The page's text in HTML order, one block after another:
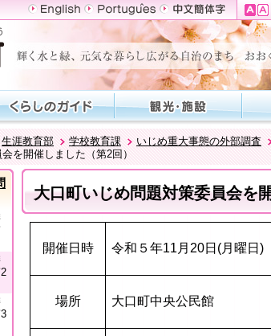
生涯教育部 学校教育課 いじめ重大事態の外部調査
を開催しました（第2回）
大口町いじめ問題対策委員会を
開催日時 令和５年11月20日(月曜日
場所 大口町中央公民館